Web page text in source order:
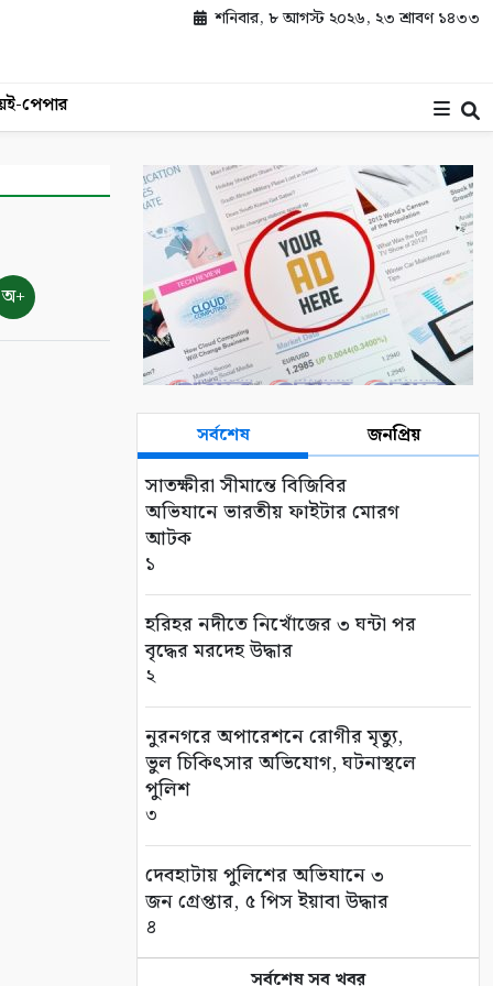
শনিবার, ৮ আগস্ট ২০২৬, ২৩ শ্রাবণ ১৪৩৩
ই-পেপার
অ+
সর্বশেষ জনপ্রিয়
সাতক্ষীরা সীমান্তে বিজিবির
অভিযানে ভারতীয় ফাইটার মোরগ
আটক
১
হরিহর নদীতে নিখোঁজের ৩ ঘন্টা পর
বৃদ্ধের মরদেহ উদ্ধার
২
নুরনগরে অপারেশনে রোগীর মৃত্যু,
ভুল চিকিৎসার অভিযোগ, ঘটনাস্থলে
পুলিশ
৩
দেবহাটায় পুলিশের অভিযানে ৩
জন গ্রেপ্তার, ৫ পিস ইয়াবা উদ্ধার
৪
সর্বশেষ সব খবর